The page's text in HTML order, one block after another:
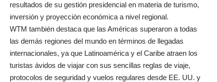
resultados de su gestión presidencial en materia de turismo,
inversión y proyección económica a nivel regional.
WTM también destaca que las Américas superaron a todas
las demás regiones del mundo en términos de llegadas
internacionales, ya que Latinoamérica y el Caribe atraen los
turistas ávidos de viajar con sus sencillas reglas de viaje,
protocolos de seguridad y vuelos regulares desde EE. UU. y